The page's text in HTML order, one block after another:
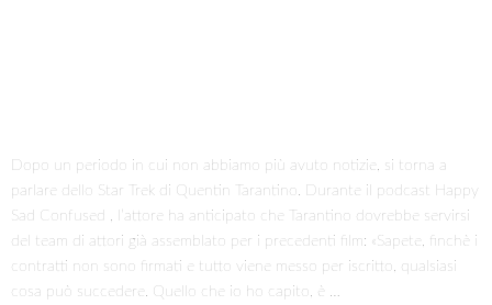
Dopo un periodo in cui non abbiamo più avuto notizie, si torna a
parlare dello Star Trek di Quentin Tarantino. Durante il podcast Happy
Sad Confused , l’attore ha anticipato che Tarantino dovrebbe servirsi
del team di attori già assemblato per i precedenti film: «Sapete, finchè i
contratti non sono firmati e tutto viene messo per iscritto, qualsiasi
cosa può succedere. Quello che io ho capito, è …